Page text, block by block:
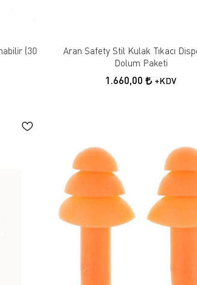
(30
Aran Safety Stil Kulak Tıkacı
Dolum Paketi
1.660,00 +KDV